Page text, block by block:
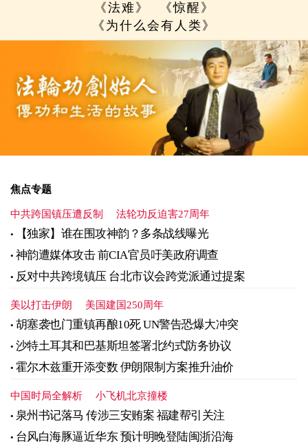
《法难》
《惊醒》
《为什么会有人类》
焦点专题
中共跨国镇压遭反制 法轮功反迫害27周年
【独家】谁在围攻神韵？多条战线曝光
神韵遭媒体攻击 前CIA官员吁美政府调查
反对中共跨境镇压 台北市议会跨党派通过提案
美以打击伊朗 美国建国250周年
胡塞袭也门重镇再酿10死 UN警告恐爆大冲突
沙特土耳其和巴基斯坦签署北约式防务协议
霍尔木兹重开添变数 伊朗限制方案推升油价
中国时局全解析 小飞机北京撞楼
泉州书记落马 传涉三安贿案 福建帮引关注
台风白海豚逼近华东 预计明晚登陆闽浙沿海